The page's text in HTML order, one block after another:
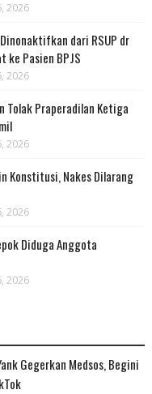
2026
dari RSUP dr
ke Pasien BPJS
2026
Tolak Praperadilan Ketiga
2026
Konstitusi, Nakes Dilarang
2026
Diduga Anggota
2026
Gegerkan Medsos, Begini